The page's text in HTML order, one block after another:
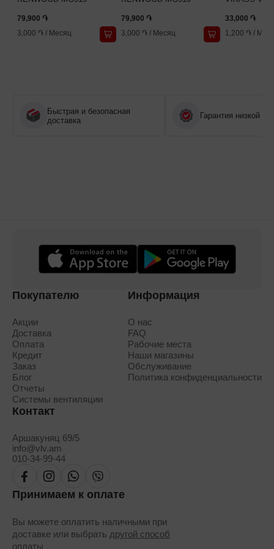
79,900 ֏
3,000 ֏ / Месяц
79,900 ֏
3,000 ֏ / Месяц
33,000 ֏
1,200 ֏ /
Быстрая и безопасная
доставка
Гарантия низкой
Покупателю
Акции
Доставка
Оплата
Кредит
Заказ
Блог
Отчеты
Системы вентиляции
Информация
О нас
FAQ
Рабочие места
Наши магазины
Обслуживание
Политика конфиденциальности
Контакт
Аршакуняц 69/5
info@vlv.am
010-34-99-44
Принимаем к оплате
Вы можете оплатить наличными при
доставке или выбрать другой способ
оплаты